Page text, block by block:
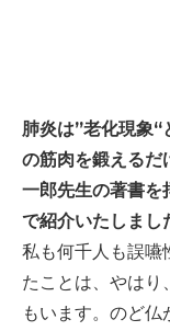
肺炎は”老化現象
の筋肉を鍛えるだ
一郎先生の著書を
で紹介いたしまし
私も何千人も誤嚥
たことは、やはり
もいます。のど